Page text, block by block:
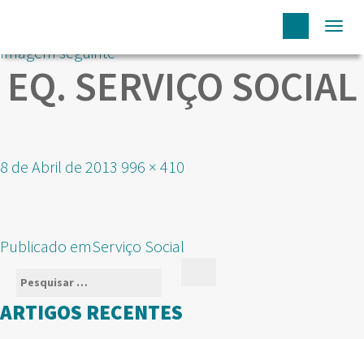
Imagem seguinte
EQ. SERVIÇO SOCIAL
Publicado
8 de Abril de 2013 Tamanho
996 × 410
NAVEGAÇÃO
ARTIGOS
Publicado emServiço Social
Pesquisar
por:
ARTIGOS RECENTES